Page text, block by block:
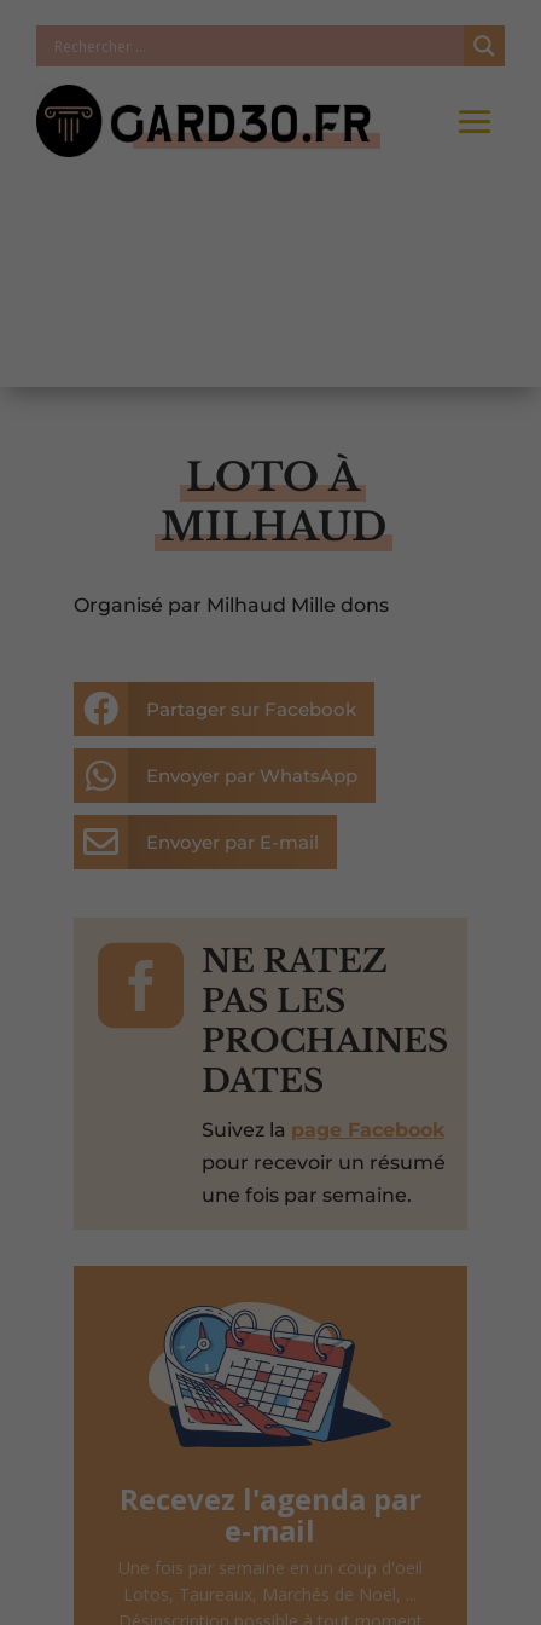
LOTO À
MILHAUD
Organisé par Milhaud Mille dons
 Partager sur Facebook
 Envoyer par WhatsApp
 Envoyer par E-mail

NE RATEZ
PAS LES
PROCHAINES
DATES
Suivez la page Facebook
pour recevoir un résumé
une fois par semaine.
Recevez l'agenda par
e-mail
Une fois par semaine en un coup d'oeil
Lotos, Taureaux, Marchés de Noël, ...